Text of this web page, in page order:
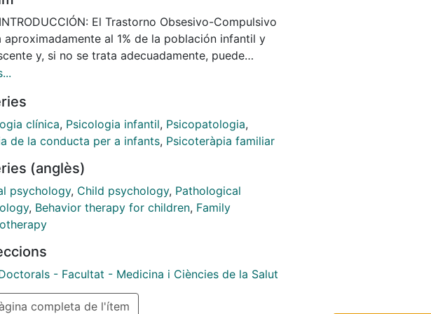
El Trastorno Obsesivo-Compulsivo
aproximadamente al 1% de la población infantil y
y, si no se trata adecuadamente, puede
un curso crónico, impactando significativamente en
Cognitivo-Conductual que incluye Exposición con
de Respuesta, se considera el tratamiento
de primera elección. Sin embargo, su
y recursos. Además, factores como las
de acomodación familiar (participación de la
en los síntomas y modificación de la rutina
deben ser identificadas y abordadas ya que
HIPÓTESIS: 1) Formatos más breves de
como la Terapia Cognitivo-Conductual
pueden ser eficaces para reducir la
del Trastorno Obsesivo-Compulsivo en niños y
clínica, Psicologia infantil, Psicopatologia,
de la conducta per a infants, Psicoteràpia familiar
(anglès)
psychology, Child psychology, Pathological
, Behavior therapy for children, Family
- Facultat - Medicina i Ciències de la Salut
completa de l'ítem